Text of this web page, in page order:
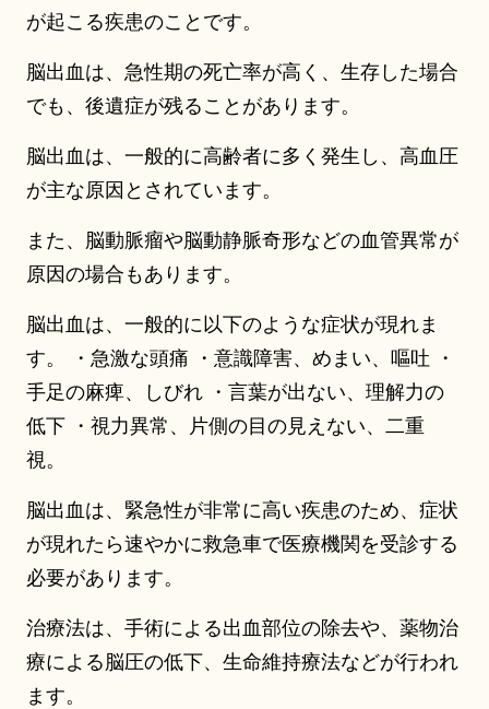
が起こる疾患のことです。
脳出血は、急性期の死亡率が高く、生存した場合
でも、後遺症が残ることがあります。
脳出血は、一般的に高齢者に多く発生し、高血圧
が主な原因とされています。
また、脳動脈瘤や脳動静脈奇形などの血管異常が
原因の場合もあります。
脳出血は、一般的に以下のような症状が現れま
す。 ・急激な頭痛 ・意識障害、めまい、嘔吐 ・
手足の麻痺、しびれ ・言葉が出ない、理解力の
低下 ・視力異常、片側の目の見えない、二重
視。
脳出血は、緊急性が非常に高い疾患のため、症状
が現れたら速やかに救急車で医療機関を受診する
必要があります。
治療法は、手術による出血部位の除去や、薬物治
療による脳圧の低下、生命維持療法などが行われ
ます。